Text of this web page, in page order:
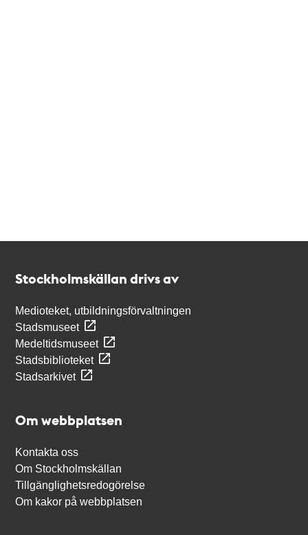
Stockholmskällan drivs av
Medioteket, utbildningsförvaltningen
Stadsmuseet
Medeltidsmuseet
Stadsbiblioteket
Stadsarkivet
Om webbplatsen
Kontakta oss
Om Stockholmskällan
Tillgänglighetsredogörelse
Om kakor på webbplatsen